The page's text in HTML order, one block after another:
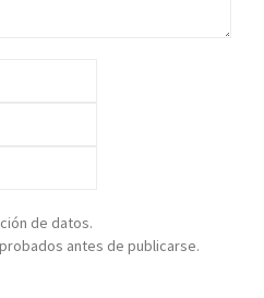
de datos.
antes de publicarse.